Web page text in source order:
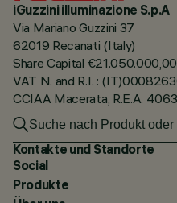
iGuzzini illuminazione S.p.A
Via Mariano Guzzini 37
62019 Recanati (Italy)
Share Capital €21.050.000,00
VAT N. and R.I. :
CCIAA Macerata, R.E.A.
Kontakte und Standorte
Social
Produkte